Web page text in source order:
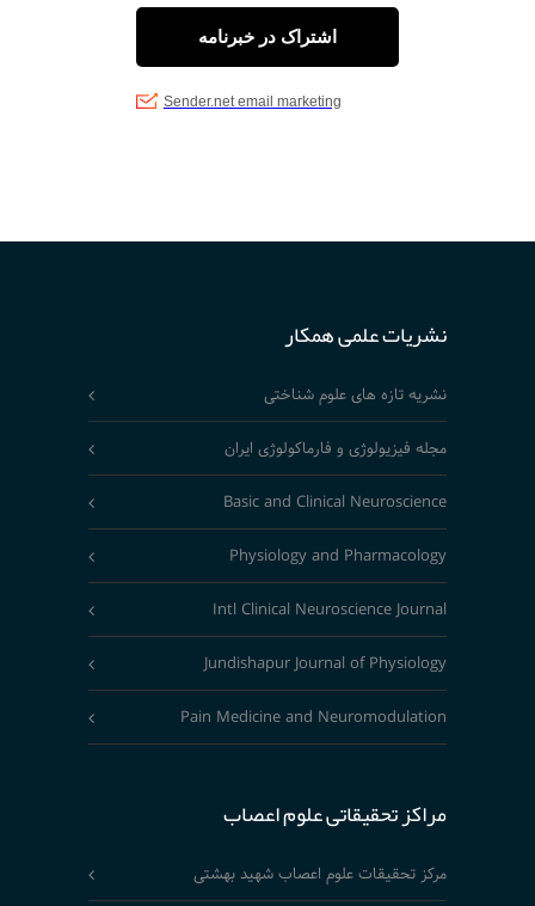
نشریات علمی همکار
نشریه تازه های علوم شناختی
مجله فیزیولوژی و فارماکولوژی ایران
Basic and Clinical Neuroscience
Physiology and Pharmacology
Intl Clinical Neuroscience Journal
Jundishapur Journal of Physiology
Pain Medicine and Neuromodulation
مراکز تحقیقاتی علوم اعصاب
مرکز تحقیقات علوم اعصاب شهید بهشتی